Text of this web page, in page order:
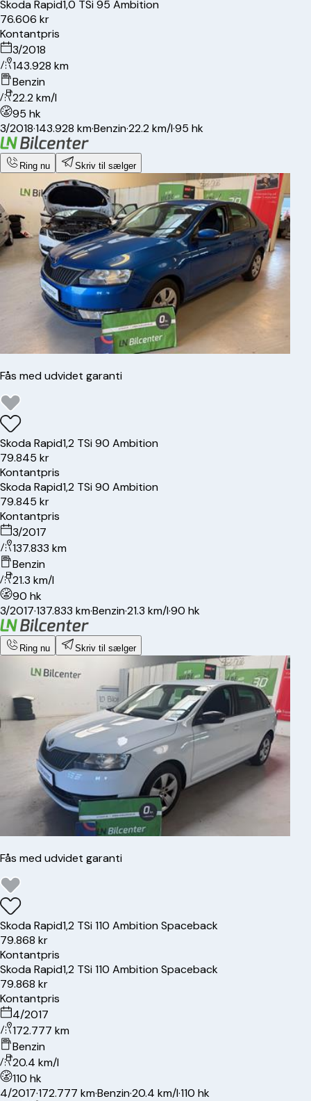
SkodaRapid1,0 TSi 95 Ambition
76.606 kr
Kontantpris
3/2018
143.928 km
Benzin
22.2 km/l
95 hk
3/2018·143.928 km·Benzin·22.2 km/l·95 hk
Ring nu Skriv til sælger
Fås med udvidet garanti
SkodaRapid1,2 TSi 90 Ambition
79.845 kr
Kontantpris
SkodaRapid1,2 TSi 90 Ambition
79.845 kr
Kontantpris
3/2017
137.833 km
Benzin
21.3 km/l
90 hk
3/2017·137.833 km·Benzin·21.3 km/l·90 hk
Ring nu Skriv til sælger
Fås med udvidet garanti
SkodaRapid1,2 TSi 110 Ambition Spaceback
79.868 kr
Kontantpris
SkodaRapid1,2 TSi 110 Ambition Spaceback
79.868 kr
Kontantpris
4/2017
172.777 km
Benzin
20.4 km/l
110 hk
4/2017·172.777 km·Benzin·20.4 km/l·110 hk